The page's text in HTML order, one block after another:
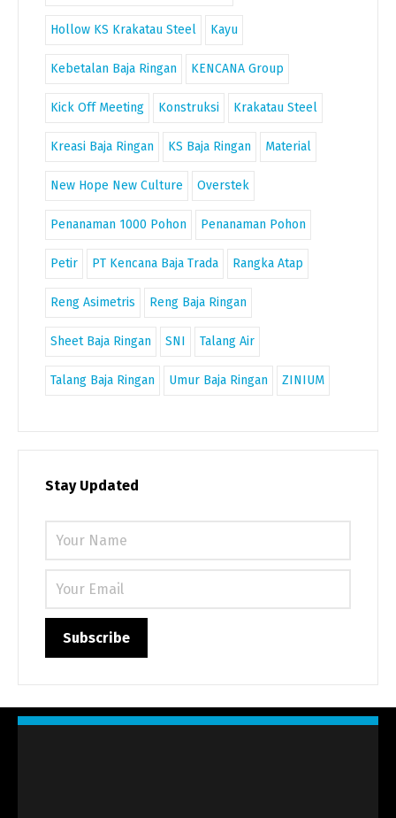
Hollow KS Krakatau Steel Kayu
Kebetalan Baja Ringan KENCANA Group
Kick Off Meeting Konstruksi Krakatau Steel
Kreasi Baja Ringan KS Baja Ringan Material
New Hope New Culture Overstek
Penanaman 1000 Pohon Penanaman Pohon
Petir PT Kencana Baja Trada Rangka Atap
Reng Asimetris Reng Baja Ringan
Sheet Baja Ringan SNI Talang Air
Talang Baja Ringan Umur Baja Ringan ZINIUM
Stay Updated